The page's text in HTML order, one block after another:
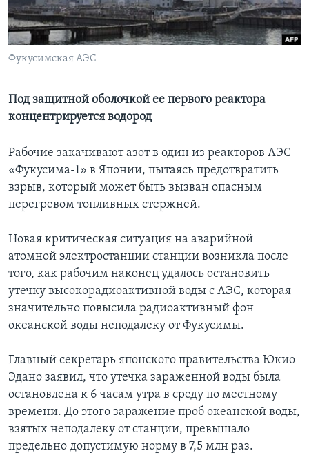
Learning English
СОЦИАЛЬНЫЕ СЕТИ
Языки
Фукусимская АЭС
Под защитной оболочкой ее первого реактора
концентрируется водород
Рабочие закачивают азот в один из реакторов АЭС
«Фукусима-1» в Японии, пытаясь предотвратить
взрыв, который может быть вызван опасным
перегревом топливных стержней.
Новая критическая ситуация на аварийной
атомной электростанции станции возникла после
того, как рабочим наконец удалось остановить
утечку высокорадиоактивной воды с АЭС, которая
значительно повысила радиоактивный фон
океанской воды неподалеку от Фукусимы.
Главный секретарь японского правительства Юкио
Эдано заявил, что утечка зараженной воды была
остановлена к 6 часам утра в среду по местному
времени. До этого заражение проб океанской воды,
взятых неподалеку от станции, превышало
предельно допустимую норму в 7,5 млн раз.